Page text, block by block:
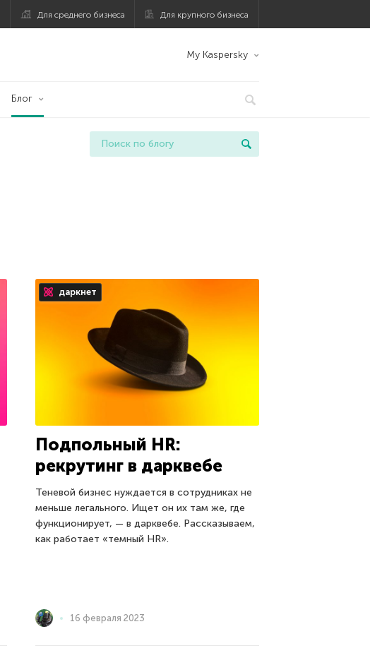
Для среднего бизнеса Для крупного бизнеса
My Kaspersky
Блог
даркнет
Подпольный HR:
рекрутинг в дарквебе
Теневой бизнес нуждается в сотрудниках не
меньше легального. Ищет он их там же, где
функционирует, — в дарквебе. Рассказываем,
как работает «темный HR».
16 февраля 2023